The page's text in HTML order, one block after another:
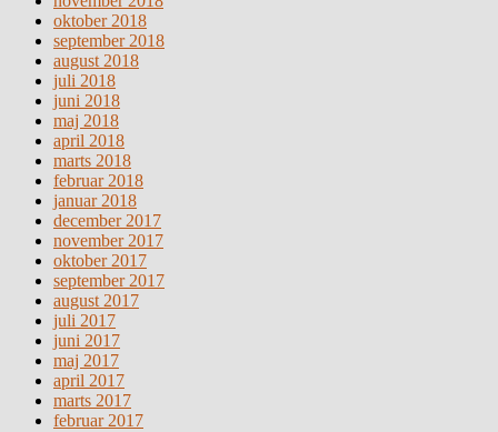
oktober 2018
september 2018
august 2018
juli 2018
juni 2018
maj 2018
april 2018
marts 2018
februar 2018
januar 2018
december 2017
november 2017
oktober 2017
september 2017
august 2017
juli 2017
juni 2017
maj 2017
april 2017
marts 2017
februar 2017